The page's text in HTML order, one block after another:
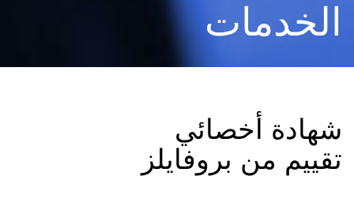
الخدمات
شهادة أخصائي
تقييم من بروفايلز